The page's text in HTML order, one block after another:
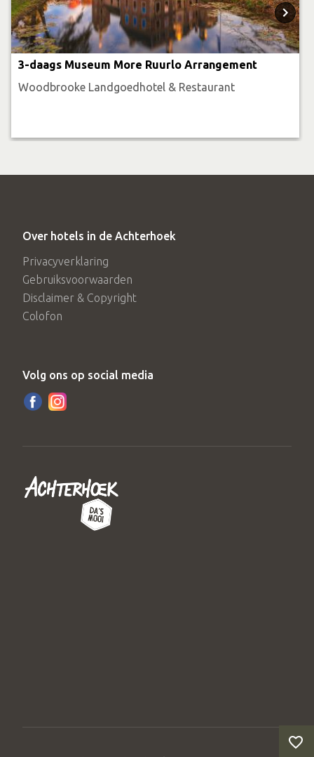
3-daags Museum More Ruurlo Arrangement
Woodbrooke Landgoedhotel & Restaurant
Over hotels in de Achterhoek
Privacyverklaring
Gebruiksvoorwaarden
Disclaimer & Copyright
Colofon
Volg ons op social media